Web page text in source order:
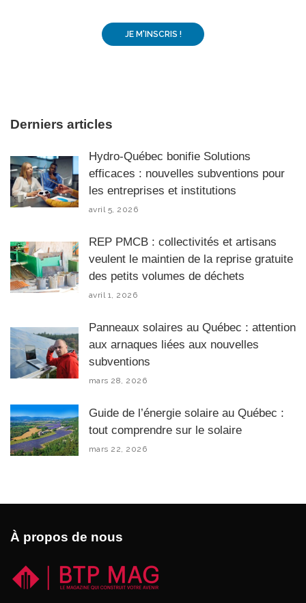
Derniers articles
Hydro-Québec bonifie Solutions
efficaces : nouvelles subventions pour
les entreprises et institutions
avril 5, 2026
REP PMCB : collectivités et artisans
veulent le maintien de la reprise gratuite
des petits volumes de déchets
avril 1, 2026
Panneaux solaires au Québec : attention
aux arnaques liées aux nouvelles
subventions
mars 28, 2026
Guide de l’énergie solaire au Québec :
tout comprendre sur le solaire
mars 22, 2026
À propos de nous